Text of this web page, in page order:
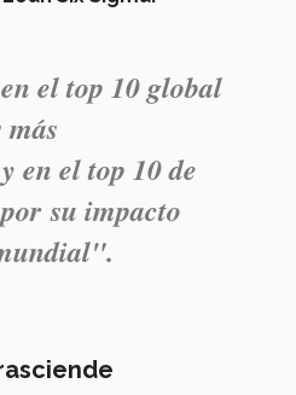
el top 10 global
en el top 10 de
su impacto